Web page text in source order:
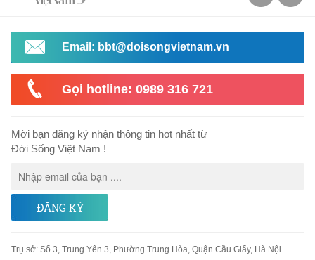
Email: bbt@doisongvietnam.vn
Gọi hotline: 0989 316 721
Mời bạn đăng ký nhận thông tin hot nhất từ
Đời Sống Việt Nam !
ĐĂNG KÝ
Trụ sở: Số 3, Trung Yên 3, Phường Trung Hòa, Quận Cầu Giấy, Hà Nội